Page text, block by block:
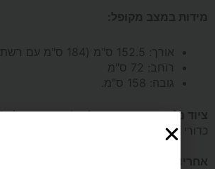
מידות במצב מקופל:
אורך: 152.5 ס"מ (184 ס"מ עם רשת)
רוחב: 72 ס"מ
גובה: 158 ס"מ.
ציוד נלווה:
כדורי משחק.
אחריות: